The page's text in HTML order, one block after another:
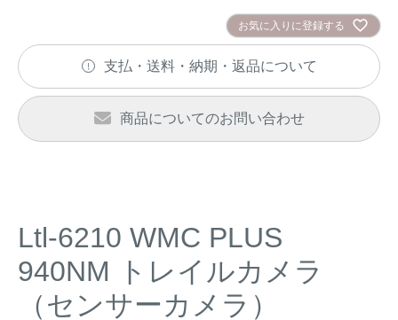
お気に入りに登録する
支払・送料・納期・返品について
商品についてのお問い合わせ
Ltl-6210 WMC PLUS
940NM トレイルカメラ
（センサーカメラ）
サル対策
クマ対策
タヌキ対策
アナグマ対策
イタチ・テン・
マングース対策
ヌートリア対策
ネズミ・モグラ対策
ブラックバス・
ブルーギル対策